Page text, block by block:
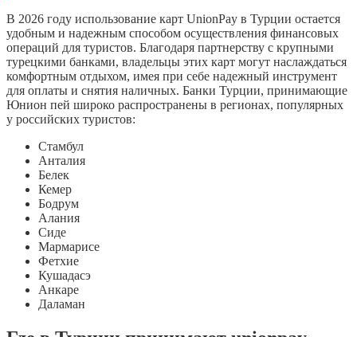
В 2026 году использование карт UnionPay в Турции остается
удобным и надежным способом осуществления финансовых
операций для туристов. Благодаря партнерству с крупными
турецкими банками, владельцы этих карт могут наслаждаться
комфортным отдыхом, имея при себе надежный инструмент
для оплаты и снятия наличных. Банки Турции, принимающие
Юнион пей широко распространены в регионах, популярных
у российских туристов:
Стамбул
Анталия
Белек
Кемер
Бодрум
Алания
Сиде
Мармарисе
Фетхие
Кушадасэ
Анкаре
Даламан